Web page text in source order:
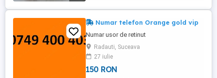
Numar telefon Orange gold vip
Numar usor de retinut
Radauti, Suceava
27 iulie
150 RON